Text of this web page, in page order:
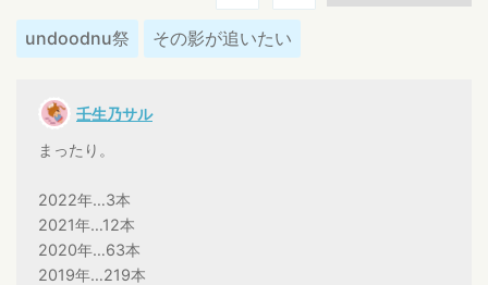
undoodnu祭 その影が追いたい
壬生乃サル
まったり。
2022年…3本
2021年…12本
2020年…63本
2019年…219本